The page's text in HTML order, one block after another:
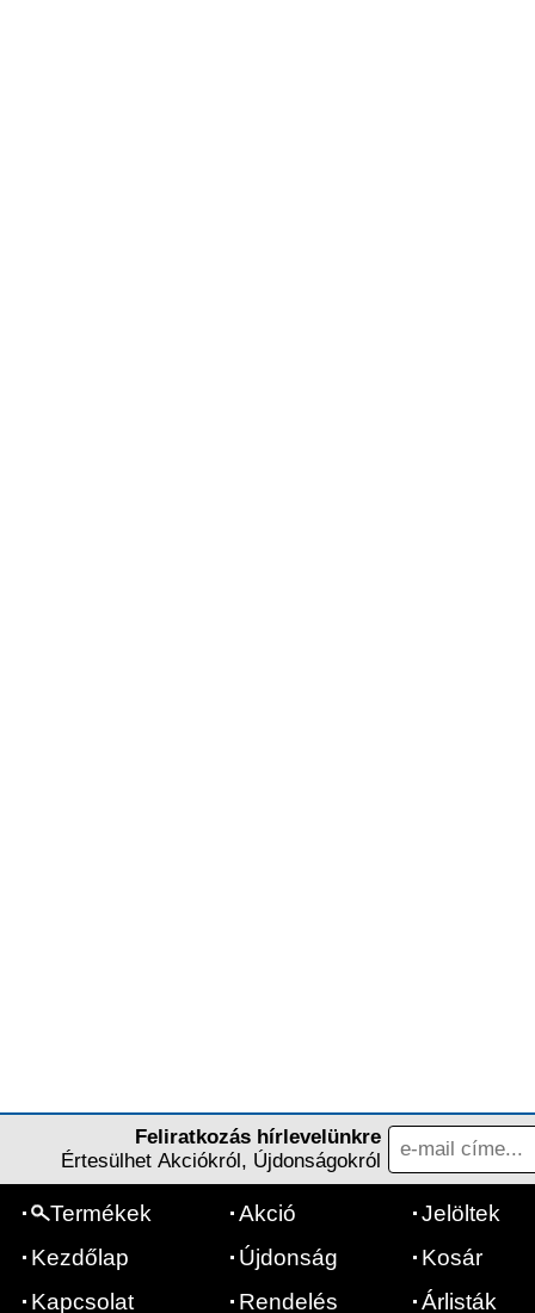
Feliratkozás hírlevelünkre
Értesülhet Akciókról, Újdonságokról
Termékek
Kezdőlap
Kapcsolat
Akció
Újdonság
Rendelés
Jelöltek
Kosár
Árlisták